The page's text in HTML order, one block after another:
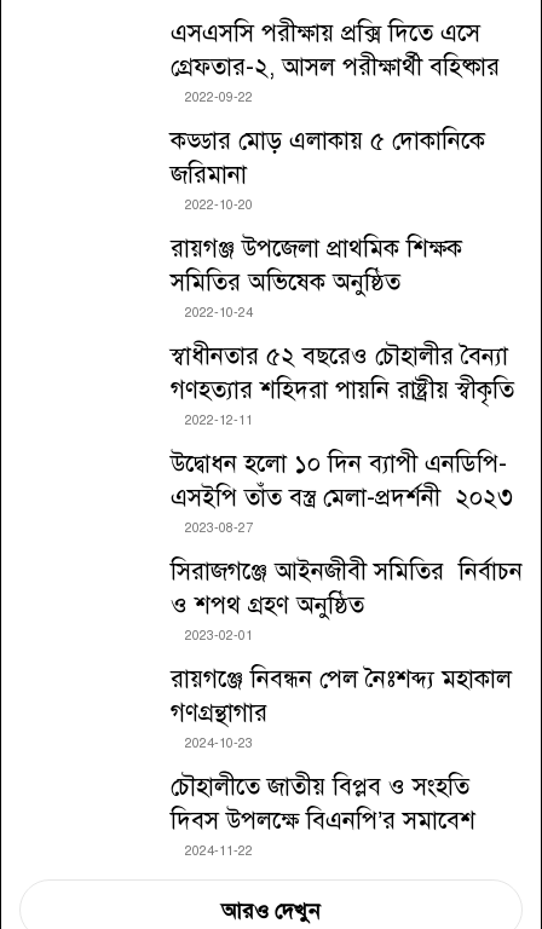
এসএসসি পরীক্ষায় প্রক্সি দিতে এসে
গ্রেফতার-২, আসল পরীক্ষার্থী বহিষ্কার
2022-09-22
কড্ডার মোড় এলাকায় ৫ দোকানিকে
জরিমানা
2022-10-20
রায়গঞ্জ উপজেলা প্রাথমিক শিক্ষক
সমিতির অভিষেক অনুষ্ঠিত
2022-10-24
স্বাধীনতার ৫২ বছরেও চৌহালীর বৈন্যা
গণহত্যার শহিদরা পায়নি রাষ্ট্রীয় স্বীকৃতি
2022-12-11
উদ্বোধন হলো ১০ দিন ব্যাপী এনডিপি-
এসইপি তাঁত বস্ত্র মেলা-প্রদর্শনী ২০২৩
2023-08-27
সিরাজগঞ্জে আইনজীবী সমিতির নির্বাচন
ও শপথ গ্রহণ অনুষ্ঠিত
2023-02-01
রায়গঞ্জে নিবন্ধন পেল নৈঃশব্দ্য মহাকাল
গণগ্রন্থাগার
2024-10-23
চৌহালীতে জাতীয় বিপ্লব ও সংহতি
দিবস উপলক্ষে বিএনপি’র সমাবেশ
2024-11-22
আরও দেখুন